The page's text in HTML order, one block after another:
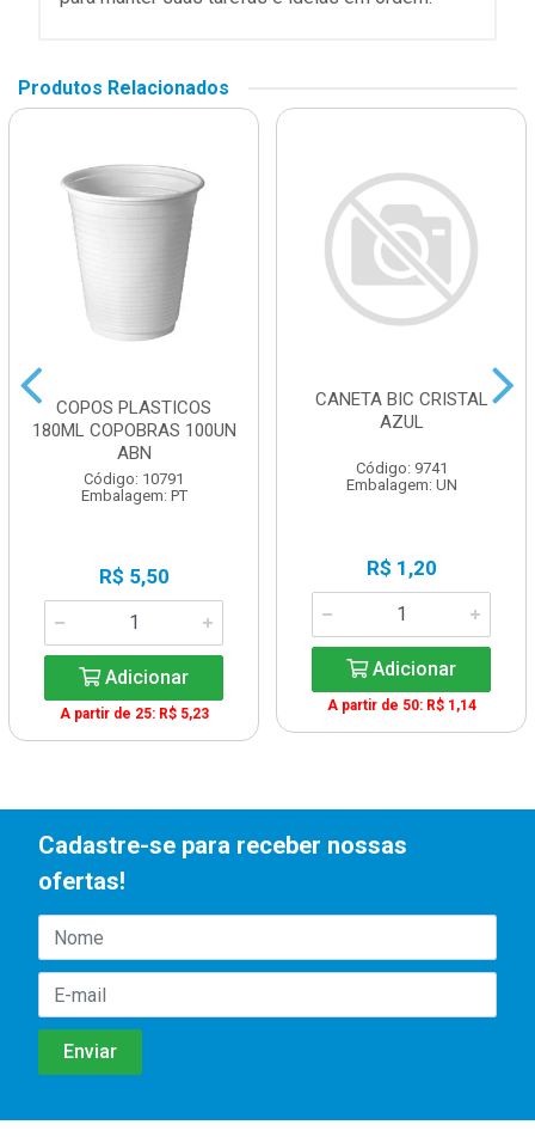
Produtos Relacionados
COPOS PLASTICOS
180ML COPOBRAS 100UN
ABN
Código: 10791
Embalagem: PT
R$ 5,50
Adicionar
A partir de 25: R$ 5,23
CANETA BIC CRISTAL
AZUL
Código: 9741
Embalagem: UN
R$ 1,20
Adicionar
A partir de 50: R$ 1,14
Cadastre-se para receber nossas
ofertas!